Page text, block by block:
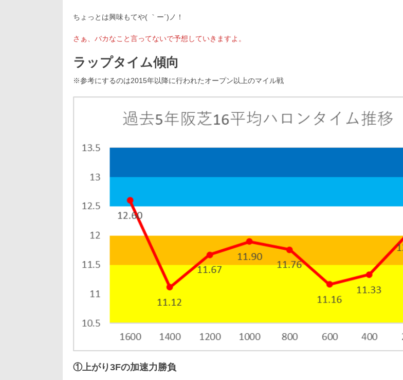
ちょっとは興味もてや( ｀ー´)ノ！
さぁ、バカなこと言ってないで予想していきますよ。
ラップタイム傾向
※参考にするのは2015年以降に行われたオープン以上のマイル戦
①上がり3Fの加速力勝負